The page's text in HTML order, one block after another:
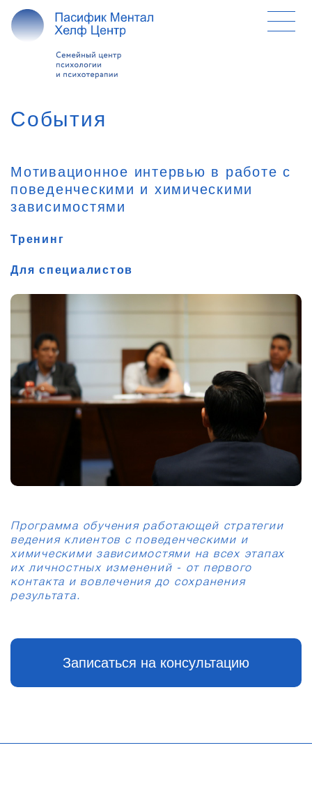
События
Мотивационное интервью в работе с
поведенческими и химическими
зависимостями
Тренинг
Для специалистов
Программа обучения работающей стратегии
ведения клиентов с поведенческими и
химическими зависимостями на всех этапах
их личностных изменений - от первого
контакта и вовлечения до сохранения
результата.
Записаться на консультацию